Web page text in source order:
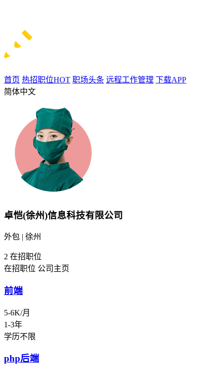
首页 热招职位HOT 职场头条 远程工作管理 下载APP
简体中文
卓恺(徐州)信息科技有限公司
外包 | 徐州
2 在招职位
在招职位 公司主页
前端
5-6K/月
1-3年
学历不限
php后端